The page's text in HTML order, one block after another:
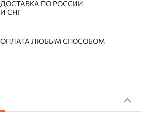
ДОСТАВКА ПО РОССИИ
И СНГ
ОПЛАТА ЛЮБЫМ СПОСОБОМ